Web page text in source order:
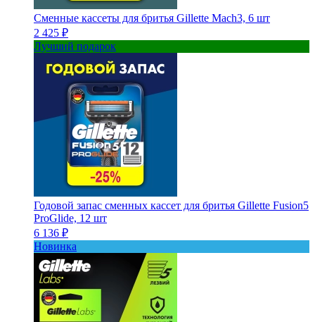
Сменные кассеты для бритья Gillette Mach3, 6 шт
2 425 ₽
Лучший подарок
Годовой запас сменных кассет для бритья Gillette Fusion5
ProGlide, 12 шт
6 136 ₽
Новинка